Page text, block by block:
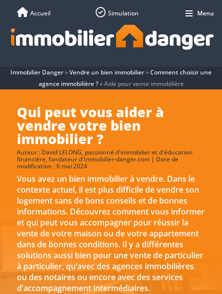
Immobilier Danger»Vendre un bien immobilier»Comment choisir une
agence immobilière ?»Aide pour vente immobilière
Qui peut vous aider à
vendre votre bien
immobilier ?
Auteur : David LELONG, passionné d'immobilier et d'éducation
financière, fondateur d'Immobilier-danger.com | Date de
modification : 6 mai 2024
Vous avez un bien immobilier à vendre. Dans le
contexte actuel, il est plus difficile de vendre son
logement sans de bons conseils et de bonnes
informations. Découvrez comment vous informer
et qui peut vous accompagner pour réussir la
vente de votre maison ou de votre appartement
dans de bonnes conditions. Il y a différentes
solutions aussi bien pour une vente de particulier
à particulier, qu’avec des agences immobilières
ou des notaires ou encore avec des services
d’accompagnement intermédiaires.
Accueil Simulation Menu